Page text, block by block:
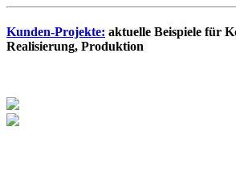
Kunden-Projekte: aktuelle Beispiele für
Realisierung, Produktion